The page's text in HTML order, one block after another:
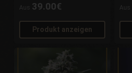
Aus 39.00€
Produkt anzeigen
Aus